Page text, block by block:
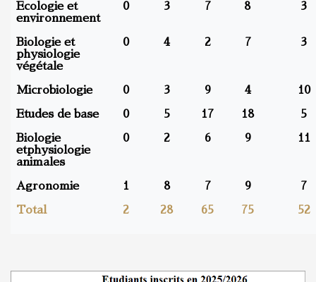
Ecologie et
environnement
0 3 7 8 3
Biologie et
physiologie
végétale
0 4 2 7 3
Microbiologie 0 3 9 4 10
Etudes de base 0 5 17 18 5
Biologie
etphysiologie
animales
0 2 6 9 11
Agronomie 1 8 7 9 7
Total 2 28 65 75 52